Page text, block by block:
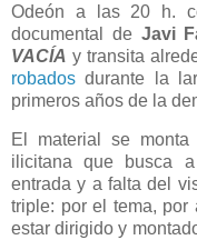
Odeón a las 20 h.
documental de Javi
VACÍA y transita
robados durante la
primeros años de la
El material se
ilicitana que busca
entrada y a falta del
triple: por el tema, por
estar dirigido y